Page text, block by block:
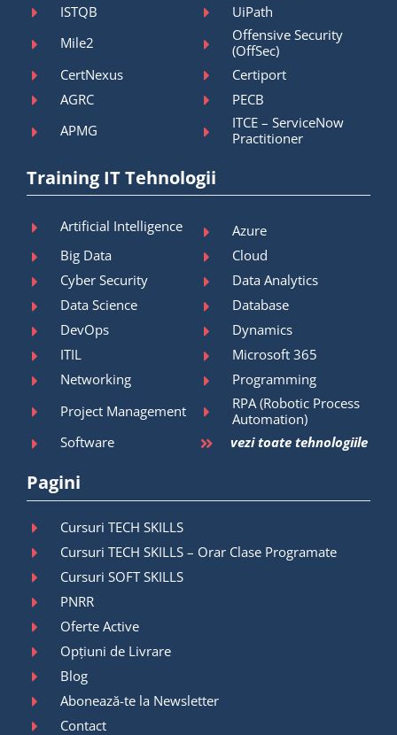
ISTQB
UiPath
Mile2
Offensive Security
(OffSec)
CertNexus
Certiport
AGRC
PECB
APMG
ITCE – ServiceNow
Practitioner
Training IT Tehnologii
Artificial Intelligence
Azure
Big Data
Cloud
Cyber Security
Data Analytics
Data Science
Database
DevOps
Dynamics
ITIL
Microsoft 365
Networking
Programming
Project Management
RPA (Robotic Process
Automation)
Software
vezi toate tehnologiile
Pagini
Cursuri TECH SKILLS
Cursuri TECH SKILLS – Orar Clase Programate
Cursuri SOFT SKILLS
PNRR
Oferte Active
Opțiuni de Livrare
Blog
Abonează-te la Newsletter
Contact